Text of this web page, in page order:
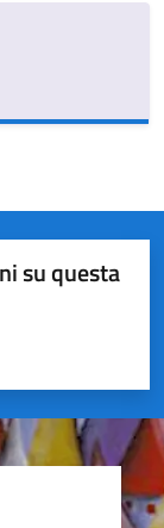
su questa